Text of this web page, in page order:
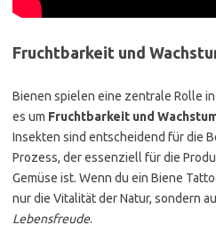
Fruchtbarkeit und
Bienen spielen eine zentrale Rolle
es um Fruchtbarkeit und
Insekten sind entscheidend für die
Prozess, der essenziell für die
Gemüse ist. Wenn du ein Biene
nur die Vitalität der Natur, sondern
Lebensfreude.